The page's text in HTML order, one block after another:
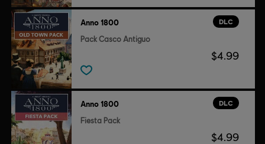
DLC
Anno 1800
Pack Casco Antiguo
$4.99
DLC
Anno 1800
Fiesta Pack
$4.99